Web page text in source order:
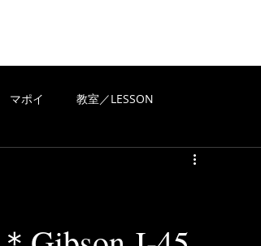
マポイ 教室／LESSON